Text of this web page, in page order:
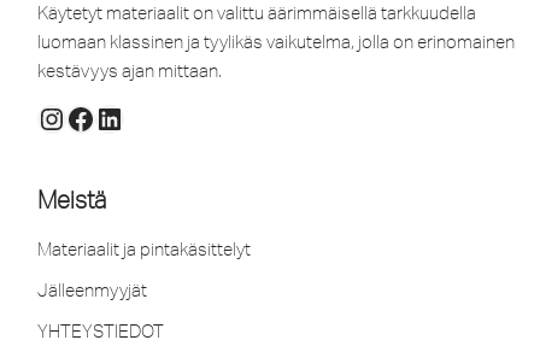
Käytetyt materiaalit on valittu äärimmäisellä tarkkuudella
luomaan klassinen ja tyylikäs vaikutelma, jolla on erinomainen
kestävyys ajan mittaan.
Meistä
Materiaalit ja pintakäsittelyt
Jälleenmyyjät
YHTEYSTIEDOT